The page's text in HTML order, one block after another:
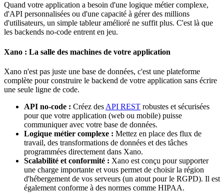
Quand votre application a besoin d'une logique métier complexe,
d'API personnalisées ou d'une capacité à gérer des millions
d'utilisateurs, un simple tableur amélioré ne suffit plus. C'est là que
les backends no-code entrent en jeu.
Xano : La salle des machines de votre application
Xano n'est pas juste une base de données, c'est une plateforme
complète pour construire le backend de votre application sans écrire
une seule ligne de code.
API no-code : Créez des API REST robustes et sécurisées
pour que votre application (web ou mobile) puisse
communiquer avec votre base de données.
Logique métier complexe : Mettez en place des flux de
travail, des transformations de données et des tâches
programmées directement dans Xano.
Scalabilité et conformité : Xano est conçu pour supporter
une charge importante et vous permet de choisir la région
d'hébergement de vos serveurs (un atout pour le RGPD). Il est
également conforme à des normes comme HIPAA.